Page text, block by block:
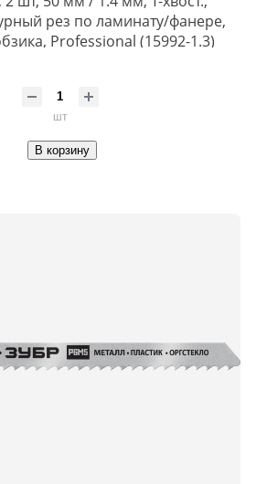
рез по ламинату/фанере,
Professional (15992-1.3)
шт
В корзину